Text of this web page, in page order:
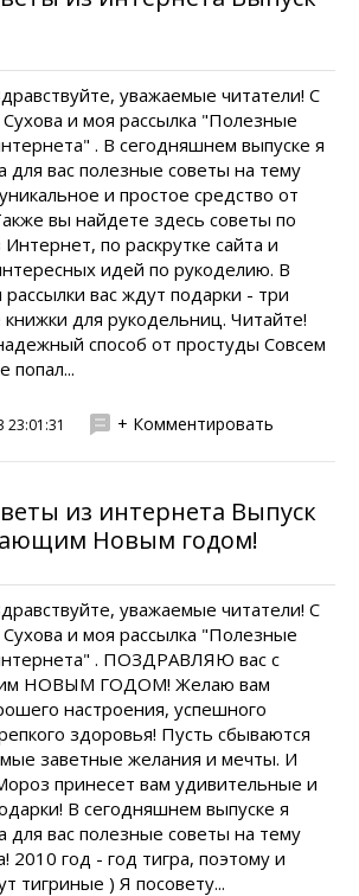
уважаемые читатели! С
и моя рассылка "Полезные
. В сегодняшнем выпуске я
для вас полезные советы на тему
и простое средство от
вы найдете здесь советы по
Интернет, по раскрутке сайта и
идей по рукоделию. В
вас ждут подарки - три
для рукодельниц. Читайте!
способ от простуды Совсем
попал...
23:01:31 + Комментировать
из интернета Выпуск
Новым годом!
уважаемые читатели! С
и моя рассылка "Полезные
. ПОЗДРАВЛЯЮ вас с
НОВЫМ ГОДОМ! Желаю вам
настроения, успешного
здоровья! Пусть сбываются
заветные желания и мечты. И
принесет вам удивительные и
В сегодняшнем выпуске я
для вас полезные советы на тему
2010 год - год тигра, поэтому и
тигриные ) Я посовету...